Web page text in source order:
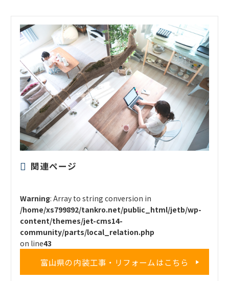
関連ページ
Warning: Array to string conversion in
/home/xs799892/tankro.net/public_html/jetb/wp-
content/themes/jet-cms14-
community/parts/local_relation.php
on line43
富山県の内装工事・リフォームはこちら